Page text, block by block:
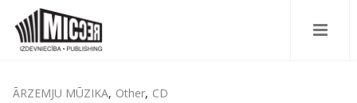
ĀRZEMJU MŪZIKA, Other, CD